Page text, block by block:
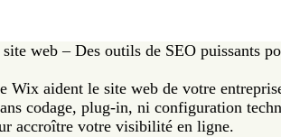
web – Des outils de SEO puissants
Wix aident le site web de votre
codage, plug-in, ni configuration
accroître votre visibilité en ligne.